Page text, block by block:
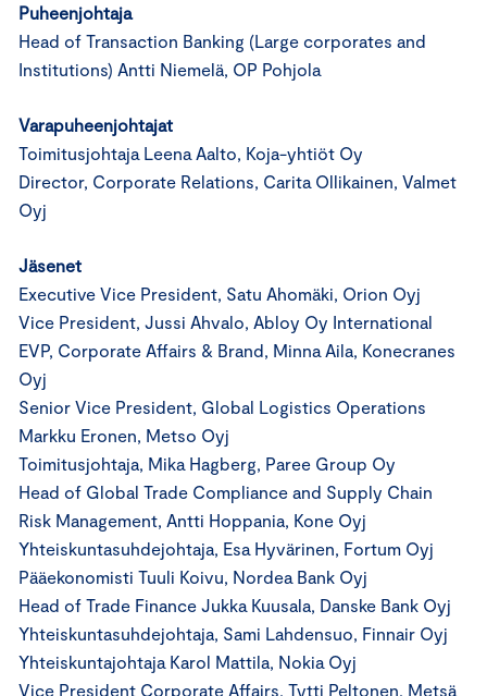
Puheenjohtaja
Head of Transaction Banking (Large corporates and
Institutions) Antti Niemelä, OP Pohjola
Varapuheenjohtajat
Toimitusjohtaja Leena Aalto, Koja-yhtiöt Oy
Director, Corporate Relations, Carita Ollikainen, Valmet
Oyj
Jäsenet
Executive Vice President, Satu Ahomäki, Orion Oyj
Vice President, Jussi Ahvalo, Abloy Oy International
EVP, Corporate Affairs & Brand, Minna Aila, Konecranes
Oyj
Senior Vice President, Global Logistics Operations
Markku Eronen, Metso Oyj
Toimitusjohtaja, Mika Hagberg, Paree Group Oy
Head of Global Trade Compliance and Supply Chain
Risk Management, Antti Hoppania, Kone Oyj
Yhteiskuntasuhdejohtaja, Esa Hyvärinen, Fortum Oyj
Pääekonomisti Tuuli Koivu, Nordea Bank Oyj
Head of Trade Finance Jukka Kuusala, Danske Bank Oyj
Yhteiskuntasuhdejohtaja, Sami Lahdensuo, Finnair Oyj
Yhteiskuntajohtaja Karol Mattila, Nokia Oyj
Vice President Corporate Affairs, Tytti Peltonen, Metsä